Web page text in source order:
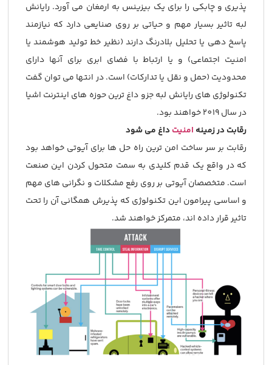
پذیری و چابکی را برای یک بیزینس به ارمغان می آورد. رایانش
لبه تاثیر بسیار مهم و حیاتی بر روی صنایعی دارد که نیازمند
پاسخ دهی یا تحلیل بلادرنگ دارند (نظیر خط تولید هوشمند یا
امنیت اجتماعی) و یا ارتباط با فضای ابری برای آنها دارای
محدودیت (حمل و نقل یا تدارکات) است. در انتها می توان گفت
تکنولوژی های رایانش لبه جزو داغ ترین حوزه های اینترنت اشیا
در سال 2019 خواهند بود.
رقابت در زمینه امنیت داغ می شود
رقابت بر سر ساخت امن ترین راه حل ها برای آیوتی خواهد بود
که در واقع یک قدم کلیدی به سمت متحول کردن این صنعت
است. متخصصان آیوتی بر روی رفع مشکلات و نگرانی های مهم
و اساسی پیرامون این تکنولوژی که پذیرش همگانی آن را تحت
تاثیر قرار داده اند، متمرکز خواهند شد.